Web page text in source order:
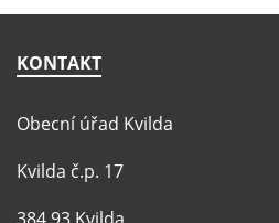
KONTAKT
Obecní úřad Kvilda
Kvilda č.p. 17